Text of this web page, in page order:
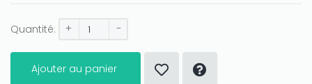
Quantité: + -
Ajouter au panier